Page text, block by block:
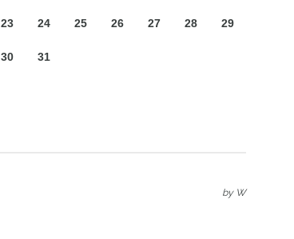
23 24 25 26 27 28 29
30 31
by W